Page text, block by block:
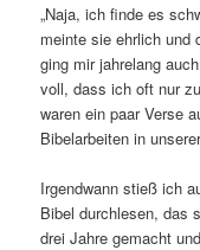
„Naja, ich finde es
meinte sie ehrlich und
ging mir jahrelang
voll, dass ich oft nur
waren ein paar Verse
Bibelarbeiten in
Irgendwann stieß ich
Bibel durchlesen, das
drei Jahre gemacht